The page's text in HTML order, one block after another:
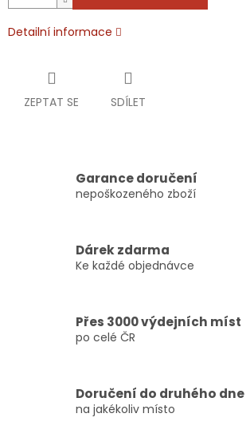
Detailní informace
ZEPTAT SE SDÍLET
Garance doručení
nepoškozeného zboží
Dárek zdarma
Ke každé objednávce
Přes 3000 výdejních míst
po celé ČR
Doručení do druhého dne
na jakékoliv místo